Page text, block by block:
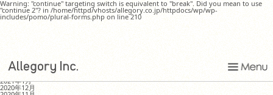
Warning: "continue" targeting switch is equivalent to "break". Did you mean to use
"continue 2"? in /home/httpd/vhosts/allegory.co.jp/httpdocs/wp/wp-
includes/pomo/plural-forms.php on line 210
MONTHLY ARCHIVE
2021年8月
2021年4月
2021年1月
2020年12月